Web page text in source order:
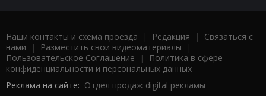
Наши контакты и схема проезда | Редакция | Связаться с
нами | Разместить свои видеоматериалы |
Пользовательское Соглашение |
Политика в сфере
конфиденциальности и персональных данных
Реклама на сайте: Отдел продаж digital рекламы